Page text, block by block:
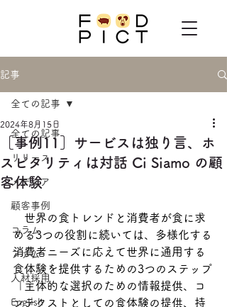
記事
全ての記事
リリース
メディア
顧客事例
コラム
ファム
人材採用
English
全ての記事
［事例11］サービスは独り言、ホ
スピタリティは対話 Ci Siamo の顧
客体験
2024年8月15日
世界の食トレンドと消費者が食に求
める3つの役割に続いては、多様化する
消費者ニーズに応えて世界に通用する
食体験を提供するための3つのステップ
「主体的な選択のための情報提供、コ
ンテクストとしての食体験の提供、持